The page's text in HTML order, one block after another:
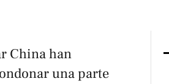
China han
una parte